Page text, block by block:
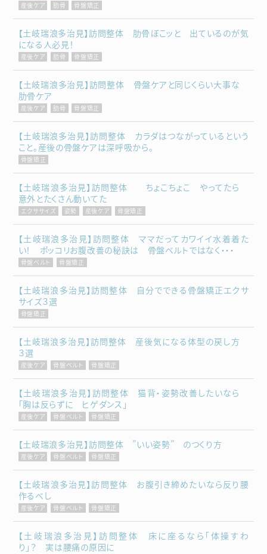
産後ケア 肋骨 骨盤矯正
【土岐瑞浪多治見】訪問整体 肋骨ぼこッと 出ているのが気
になる人必見！
産後ケア 肋骨 骨盤矯正
【土岐瑞浪多治見】訪問整体 骨盤ケアと同じくらい大事な
肋骨ケア
産後ケア 肋骨 骨盤矯正
【土岐瑞浪多治見】訪問整体 カラダはつながっているという
こと。産後の骨盤ケアは深呼吸から。
骨盤矯正
【土岐瑞浪多治見】訪問整体 ちょこちょこ やってたら
意外とたくさん動いてた
エクササイズ 姿勢 産後ケア 骨盤矯正
【土岐瑞浪多治見】訪問整体 ママだってカワイイ水着着た
い！ ポッコリお腹改善の秘訣は 骨盤ベルトではなく・・・
骨盤ベルト 骨盤矯正
【土岐瑞浪多治見】訪問整体 自分でできる骨盤矯正エクサ
サイズ３選
骨盤矯正
【土岐瑞浪多治見】訪問整体 産後気になる体型の戻し方
３選
産後ケア 骨盤ベルト 骨盤矯正
【土岐瑞浪多治見】訪問整体 猫背・姿勢改善したいなら
「胸は反らずに ヒゲダンス」
産後ケア 骨盤ベルト 骨盤矯正
【土岐瑞浪多治見】訪問整体 ”いい姿勢” のつくり方
産後ケア 骨盤ベルト 骨盤矯正
【土岐瑞浪多治見】訪問整体 お腹引き締めたいなら反り腰
作るべし
産後ケア 骨盤ベルト 骨盤矯正
【土岐瑞浪多治見】訪問整体 床に座るなら「体操すわ
り」？ 実は腰痛の原因に